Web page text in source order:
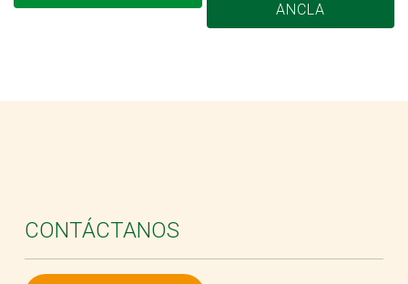
ANCLA
CONTÁCTANOS